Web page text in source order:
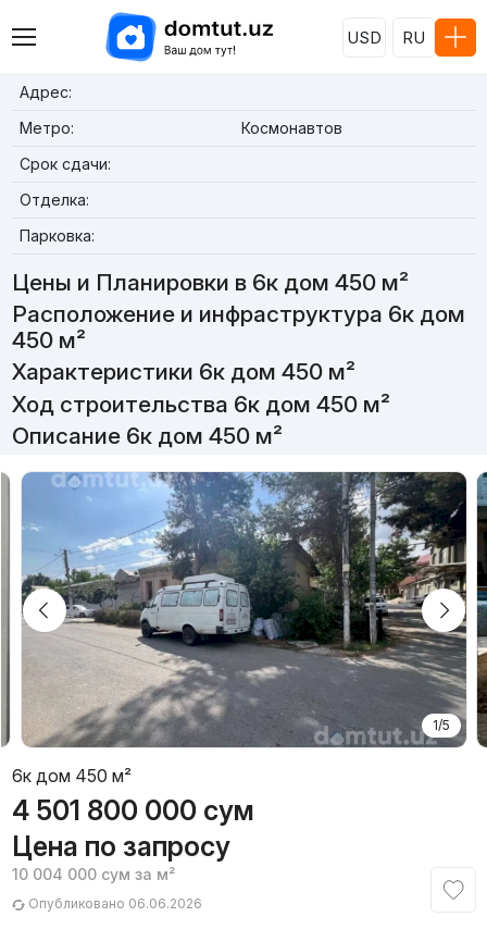
USD RU
Адрес:
Метро:
Космонавтов
Срок сдачи:
Отделка:
Парковка:
Цены и Планировки в 6к дом 450 м²
Расположение и инфраструктура 6к дом
450 м²
Характеристики 6к дом 450 м²
Ход строительства 6к дом 450 м²
Описание 6к дом 450 м²
1/5
6к дом 450 м²
4 501 800 000 сум
Цена по запросу
10 004 000 сум за м²
Опубликовано 06.06.2026